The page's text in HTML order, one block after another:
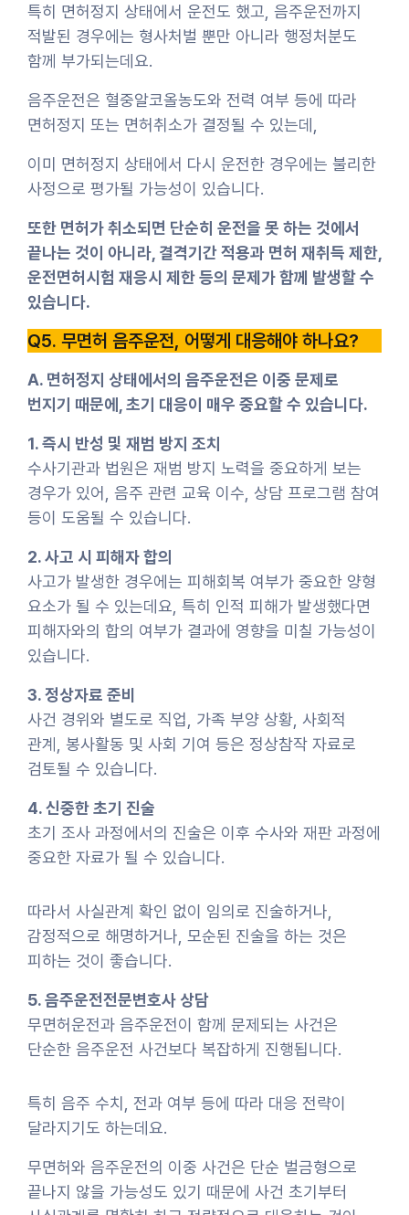
특히 면허정지 상태에서 운전도 했고, 음주운전까지
적발된 경우에는 형사처벌 뿐만 아니라 행정처분도
함께 부가되는데요.
음주운전은 혈중알코올농도와 전력 여부 등에 따라
면허정지 또는 면허취소가 결정될 수 있는데,
이미 면허정지 상태에서 다시 운전한 경우에는 불리한
사정으로 평가될 가능성이 있습니다.
또한 면허가 취소되면 단순히 운전을 못 하는 것에서
끝나는 것이 아니라, 결격기간 적용과 면허 재취득 제한,
운전면허시험 재응시 제한 등의 문제가 함께 발생할 수
있습니다.
Q5. 무면허 음주운전, 어떻게 대응해야 하나요?
A. 면허정지 상태에서의 음주운전은 이중 문제로
번지기 때문에, 초기 대응이 매우 중요할 수 있습니다.
1. 즉시 반성 및 재범 방지 조치
수사기관과 법원은 재범 방지 노력을 중요하게 보는
경우가 있어, 음주 관련 교육 이수, 상담 프로그램 참여
등이 도움될 수 있습니다.
2. 사고 시 피해자 합의
사고가 발생한 경우에는 피해회복 여부가 중요한 양형
요소가 될 수 있는데요, 특히 인적 피해가 발생했다면
피해자와의 합의 여부가 결과에 영향을 미칠 가능성이
있습니다.
3. 정상자료 준비
사건 경위와 별도로 직업, 가족 부양 상황, 사회적
관계, 봉사활동 및 사회 기여 등은 정상참작 자료로
검토될 수 있습니다.
4. 신중한 초기 진술
초기 조사 과정에서의 진술은 이후 수사와 재판 과정에
중요한 자료가 될 수 있습니다.
따라서 사실관계 확인 없이 임의로 진술하거나,
감정적으로 해명하거나, 모순된 진술을 하는 것은
피하는 것이 좋습니다.
5. 음주운전전문변호사 상담
무면허운전과 음주운전이 함께 문제되는 사건은
단순한 음주운전 사건보다 복잡하게 진행됩니다.
특히 음주 수치, 전과 여부 등에 따라 대응 전략이
달라지기도 하는데요.
무면허와 음주운전의 이중 사건은 단순 벌금형으로
끝나지 않을 가능성도 있기 때문에 사건 초기부터